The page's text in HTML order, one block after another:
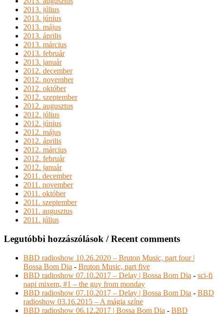
2013. július
2013. június
2013. május
2013. április
2013. március
2013. február
2013. január
2012. december
2012. november
2012. október
2012. szeptember
2012. augusztus
2012. július
2012. június
2012. május
2012. április
2012. március
2012. február
2012. január
2011. december
2011. november
2011. október
2011. szeptember
2011. augusztus
2011. július
Legutóbbi hozzászólások / Recent comments
BBD radioshow 10.26.2020 – Bruton Music, part four |
Bossa Bom Dia - Bruton Music, part five
BBD radioshow 07.10.2017 – Delay | Bossa Bom Dia - sci-fi
napi mixem, #1 – the guy from monday
BBD radioshow 07.10.2017 – Delay | Bossa Bom Dia - BBD
radioshow 03.16.2015 – A mágia színe
BBD radioshow 06.12.2017 | Bossa Bom Dia - BBD